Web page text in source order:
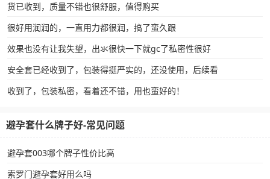
货已收到，质量不错也很舒服，值得购买
很好用润润的，一直用力都很润，搞了蛮久跟
效果也没有让我失望，出氺很快一下就gc了私密性很好
安全套已经收到了，包装得挺严实的，还没使用，后续看
收到了，包装私密，看着还不错，用也蛮好的！
避孕套什么牌子好-常见问题
避孕套003哪个牌子性价比高
索罗门避孕套好用么吗